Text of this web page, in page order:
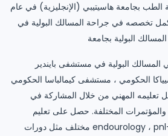
الطب بجامعة هاسيتيبي (الإنجليزية) في عام
بين 1995-2000 ، أكمل تخصصه في جراحة المسالك البولية في
البولية في مستشفى بايندير
تعليمه المهني من خلال المشاركة في
والمؤتمرات المختلفة. حصل على تعليم
مختلف مثل دورات endourology ، pnl-RIRS (جراحة حصى الكلى